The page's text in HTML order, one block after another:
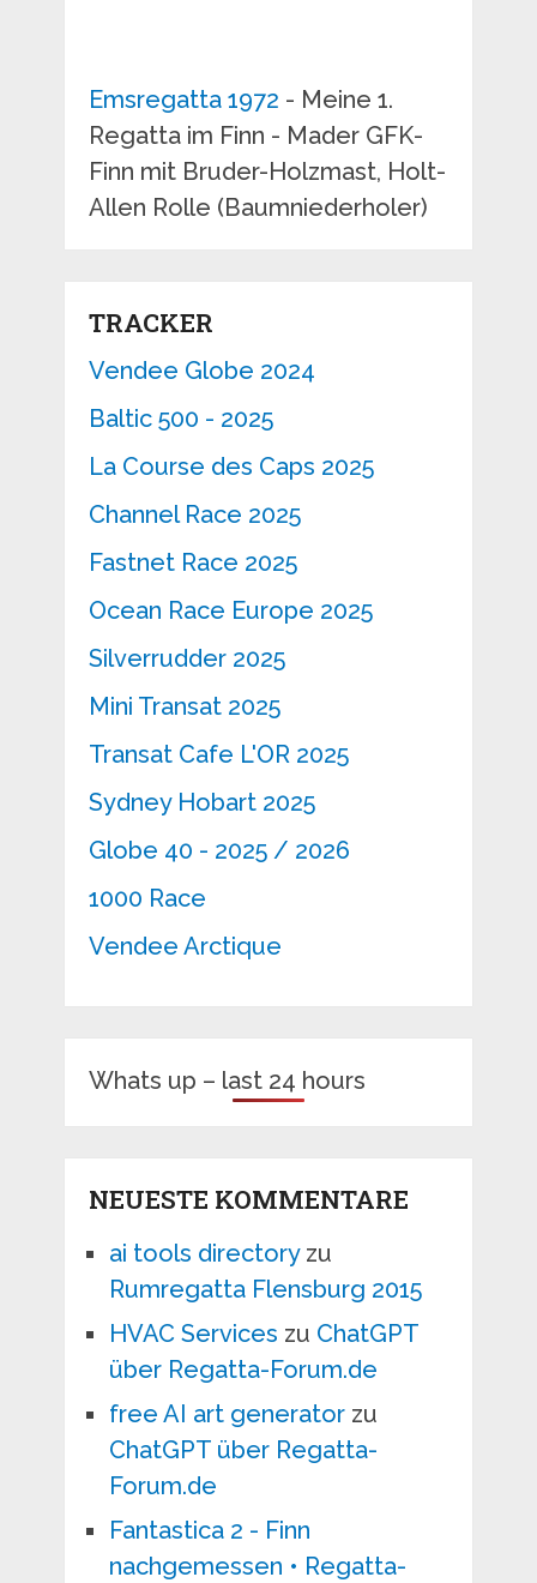
Emsregatta 1972 - Meine 1.
Regatta im Finn - Mader GFK-
Finn mit Bruder-Holzmast, Holt-
Allen Rolle (Baumniederholer)
TRACKER
Vendee Globe 2024
Baltic 500 - 2025
La Course des Caps 2025
Channel Race 2025
Fastnet Race 2025
Ocean Race Europe 2025
Silverrudder 2025
Mini Transat 2025
Transat Cafe L'OR 2025
Sydney Hobart 2025
Globe 40 - 2025 / 2026
1000 Race
Vendee Arctique
Whats up – last 24 hours
NEUESTE KOMMENTARE
ai tools directoryzu
Rumregatta Flensburg 2015
HVAC Services zu ChatGPT
über Regatta-Forum.de
free AI art generatorzu
ChatGPT über Regatta-
Forum.de
Fantastica 2 - Finn
nachgemessen • Regatta-